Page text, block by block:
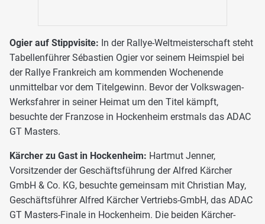
Ogier auf Stippvisite: In der Rallye-Weltmeisterschaft steht
Tabellenführer Sébastien Ogier vor seinem Heimspiel bei
der Rallye Frankreich am kommenden Wochenende
unmittelbar vor dem Titelgewinn. Bevor der Volkswagen-
Werksfahrer in seiner Heimat um den Titel kämpft,
besuchte der Franzose in Hockenheim erstmals das ADAC
GT Masters.
Kärcher zu Gast in Hockenheim: Hartmut Jenner,
Vorsitzender der Geschäftsführung der Alfred Kärcher
GmbH & Co. KG, besuchte gemeinsam mit Christian May,
Geschäftsführer Alfred Kärcher Vertriebs-GmbH, das ADAC
GT Masters-Finale in Hockenheim. Die beiden Kärcher-